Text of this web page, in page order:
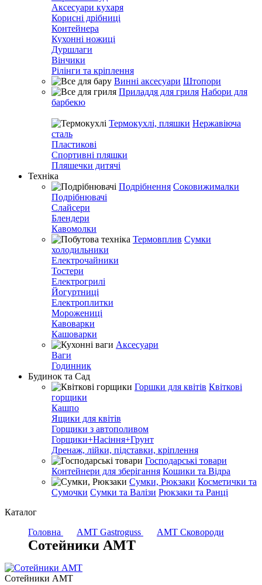
Аксесуари кухаря
Корисні дрібниці
Контейнера
Кухонні ножиці
Дуршлаги
Вінчики
Рілінги та кріплення
Винні аксесуари Штопори
Приладдя для гриля Набори для
барбекю
Термокухлі, пляшки Нержавіюча
сталь
Пластикові
Спортивні пляшки
Пляшечки дитячі
Техніка
Подрібнення Соковижималки
Подрібнювачі
Слайсери
Блендери
Кавомолки
Термовплив Сумки
холодильники
Електрочайники
Тостери
Електрогрилі
Йогуртниці
Електроплитки
Морожениці
Кавоварки
Кашоварки
Аксесуари
Ваги
Годинник
Будинок та Сад
Горшки для квітів Квіткові
горщики
Кашпо
Ящики для квітів
Горщики з автополивом
Горщики+Насіння+Грунт
Дренаж, лійки, підставки, кріплення
Господарські товари
Контейнери для зберігання Кошики та Відра
Сумки, Рюкзаки Косметички та
Сумочки Сумки та Валізи Рюкзаки та Ранці
Каталог
Головна
AMT Gastroguss AMT Сковороди
Сотейники АМТ
Сотейники АМТ